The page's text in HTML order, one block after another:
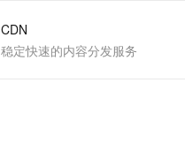
CDN
稳定快速的内容分发服务